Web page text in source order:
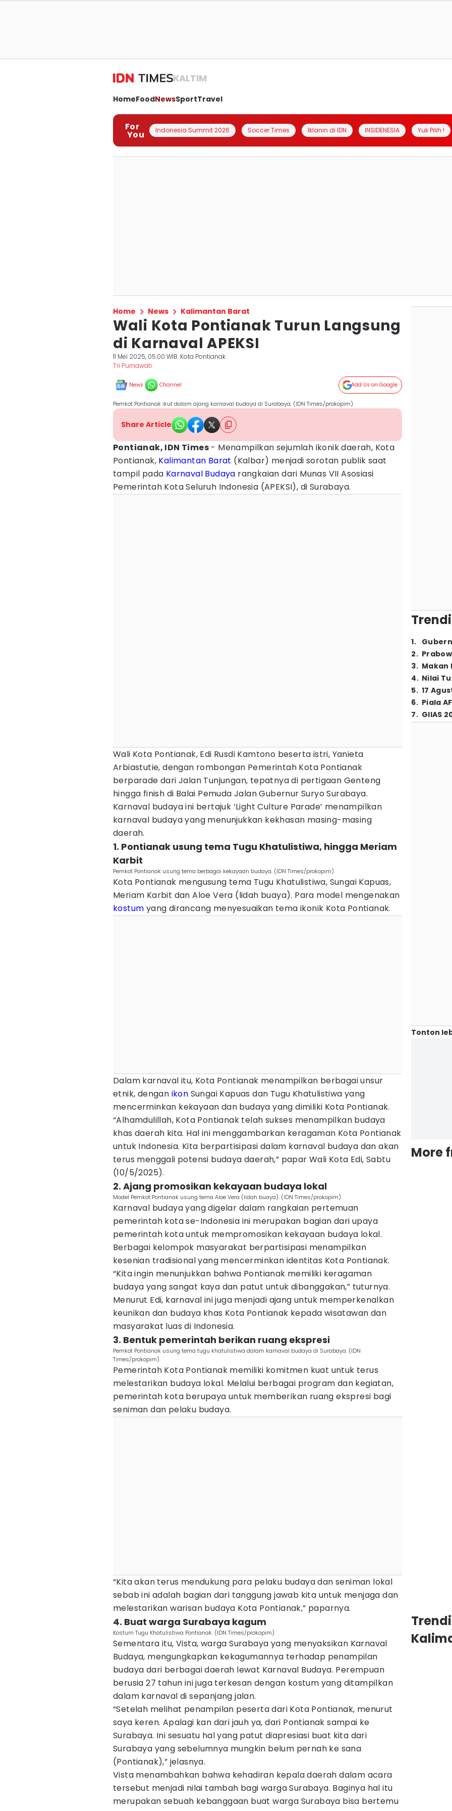
KALTIM
HomeFoodNewsSportTravel
For
You Indonesia Summit 2026 Soccer Times Iklanin di IDN INSIDENESIA Yuk Pilih !
Home News Kalimantan Barat
Wali Kota Pontianak Turun Langsung
di Karnaval APEKSI
11 Mei 2025, 05:00 WIB Kota Pontianak
Tri Purnawati
News Channel Add Us on Google
Pemkot Pontianak ikut dalam ajang karnaval budaya di Surabaya. (IDN Times/prokopim).
Share Article
Pontianak, IDN Times - Menampilkan sejumlah ikonik daerah, Kota
Pontianak, Kalimantan Barat (Kalbar) menjadi sorotan publik saat
tampil pada Karnaval Budaya rangkaian dari Munas VII Asosiasi
Pemerintah Kota Seluruh Indonesia (APEKSI), di Surabaya.
Wali Kota Pontianak, Edi Rusdi Kamtono beserta istri, Yanieta
Arbiastutie, dengan rombongan Pemerintah Kota Pontianak
berparade dari Jalan Tunjungan, tepatnya di pertigaan Genteng
hingga finish di Balai Pemuda Jalan Gubernur Suryo Surabaya.
Karnaval budaya ini bertajuk ‘Light Culture Parade’ menampilkan
karnaval budaya yang menunjukkan kekhasan masing-masing
daerah.
1. Pontianak usung tema Tugu Khatulistiwa, hingga Meriam
Karbit
Pemkot Pontianak usung tema berbagai kekayaan budaya. (IDN Times/prokopim).
Kota Pontianak mengusung tema Tugu Khatulistiwa, Sungai Kapuas,
Meriam Karbit dan Aloe Vera (lidah buaya). Para model mengenakan
kostum yang dirancang menyesuaikan tema ikonik Kota Pontianak.
Dalam karnaval itu, Kota Pontianak menampilkan berbagai unsur
etnik, dengan ikon Sungai Kapuas dan Tugu Khatulistiwa yang
mencerminkan kekayaan dan budaya yang dimiliki Kota Pontianak.
“Alhamdulillah, Kota Pontianak telah sukses menampilkan budaya
khas daerah kita. Hal ini menggambarkan keragaman Kota Pontianak
untuk Indonesia. Kita berpartisipasi dalam karnaval budaya dan akan
terus menggali potensi budaya daerah,” papar Wali Kota Edi, Sabtu
(10/5/2025).
2. Ajang promosikan kekayaan budaya lokal
Model Pemkot Pontianak usung tema Aloe Vera (lidah buaya). (IDN Times/prokopim).
Karnaval budaya yang digelar dalam rangkaian pertemuan
pemerintah kota se-Indonesia ini merupakan bagian dari upaya
pemerintah kota untuk mempromosikan kekayaan budaya lokal.
Berbagai kelompok masyarakat berpartisipasi menampilkan
kesenian tradisional yang mencerminkan identitas Kota Pontianak.
“Kita ingin menunjukkan bahwa Pontianak memiliki keragaman
budaya yang sangat kaya dan patut untuk dibanggakan,” tuturnya.
Menurut Edi, karnaval ini juga menjadi ajang untuk memperkenalkan
keunikan dan budaya khas Kota Pontianak kepada wisatawan dan
masyarakat luas di Indonesia.
3. Bentuk pemerintah berikan ruang ekspresi
Pemkot Pontianak usung tema tugu khatulistiwa dalam karnaval budaya di Surabaya. (IDN
Times/prokopim).
Pemerintah Kota Pontianak memiliki komitmen kuat untuk terus
melestarikan budaya lokal. Melalui berbagai program dan kegiatan,
pemerintah kota berupaya untuk memberikan ruang ekspresi bagi
seniman dan pelaku budaya.
“Kita akan terus mendukung para pelaku budaya dan seniman lokal
sebab ini adalah bagian dari tanggung jawab kita untuk menjaga dan
melestarikan warisan budaya Kota Pontianak,” paparnya.
4. Buat warga Surabaya kagum
Kostum Tugu Khatulistiwa Pontianak. (IDN Times/prokopim).
Sementara itu, Vista, warga Surabaya yang menyaksikan Karnaval
Budaya, mengungkapkan kekagumannya terhadap penampilan
budaya dari berbagai daerah lewat Karnaval Budaya. Perempuan
berusia 27 tahun ini juga terkesan dengan kostum yang ditampilkan
dalam karnaval di sepanjang jalan.
“Setelah melihat penampilan peserta dari Kota Pontianak, menurut
saya keren. Apalagi kan dari jauh ya, dari Pontianak sampai ke
Surabaya. Ini sesuatu hal yang patut diapresiasi buat kita dari
Surabaya yang sebelumnya mungkin belum pernah ke sana
(Pontianak),” jelasnya.
Vista menambahkan bahwa kehadiran kepala daerah dalam acara
tersebut menjadi nilai tambah bagi warga Surabaya. Baginya hal itu
merupakan sebuah kebanggaan buat warga Surabaya bisa bertemu
1.
2.
3. Makan
4. Nilai
5. 17
6. Piala
7. GIIAS
Tonton
More